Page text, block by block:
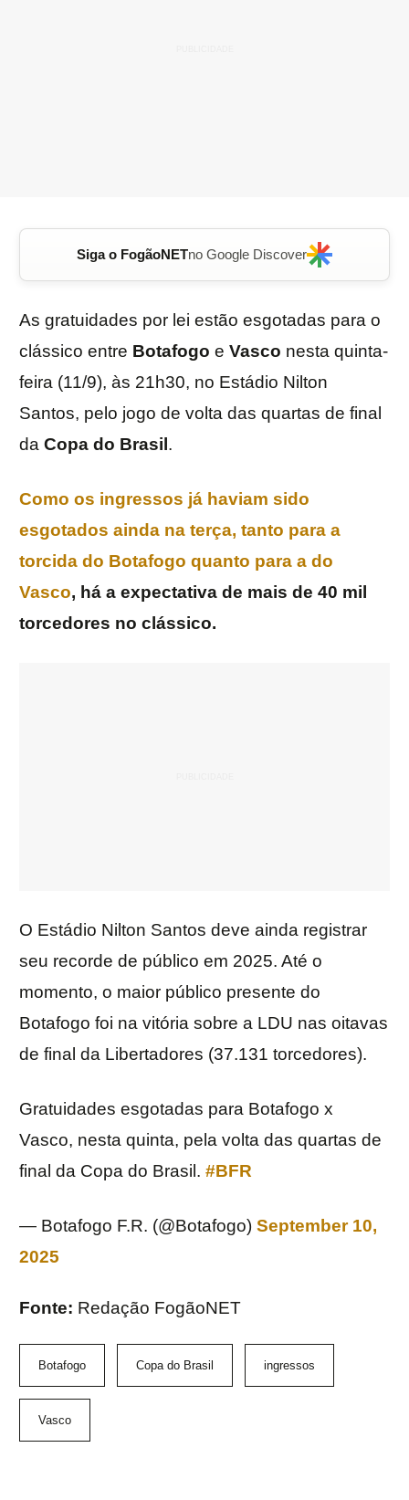
Siga o FogãoNETno Google Discover
As gratuidades por lei estão esgotadas para o
clássico entre Botafogo e Vasco nesta quinta-
feira (11/9), às 21h30, no Estádio Nilton
Santos, pelo jogo de volta das quartas de final
da Copa do Brasil .
Como os ingressos já haviam sido
esgotados ainda na terça, tanto para a
torcida do Botafogo quanto para a do
Vasco, há a expectativa de mais de 40 mil
torcedores no clássico.
O Estádio Nilton Santos deve ainda registrar
seu recorde de público em 2025. Até o
momento, o maior público presente do
Botafogo foi na vitória sobre a LDU nas oitavas
de final da Libertadores (37.131 torcedores).
Gratuidades esgotadas para Botafogo x
Vasco, nesta quinta, pela volta das quartas de
final da Copa do Brasil. #BFR
— Botafogo F.R. (@Botafogo) September 10,
2025
Fonte: Redação FogãoNET
Botafogo Copa do Brasil ingressos
Vasco